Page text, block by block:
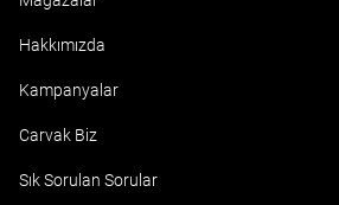
Hakkımızda
Kampanyalar
Carvak Biz
Sık Sorulan Sorular